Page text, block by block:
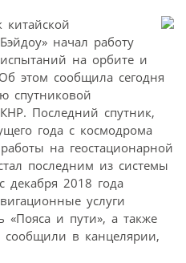
начал работу
на орбите и
этом сообщила сегодня
спутниковой
Последний спутник,
года с космодрома
на геостационарной
последним из системы
декабря 2018 года
услуги
«Пояса и пути», а также
сообщили в канцелярии,